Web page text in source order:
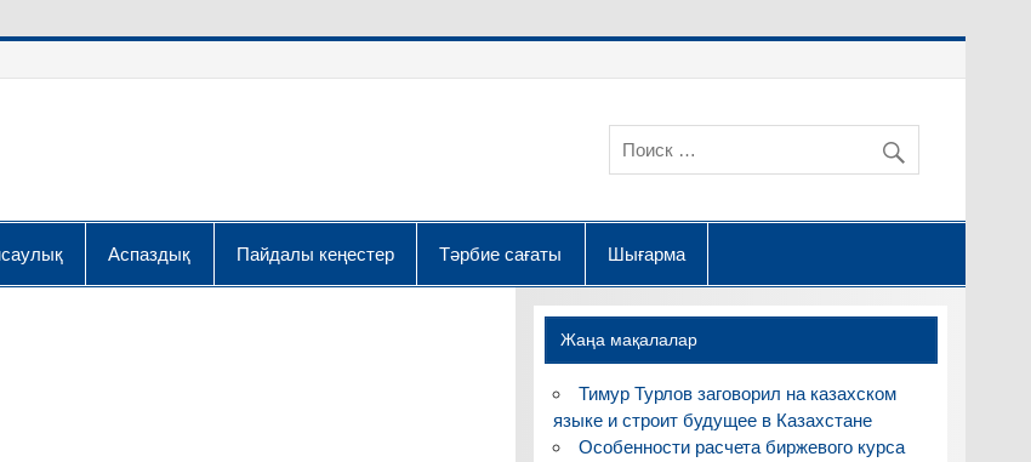
Аспаздық Пайдалы кеңестер Тәрбие сағаты Шығарма
Жаңа мақалалар
Тимур Турлов заговорил на казахском
языке и строит будущее в Казахстане
Особенности расчета биржевого курса